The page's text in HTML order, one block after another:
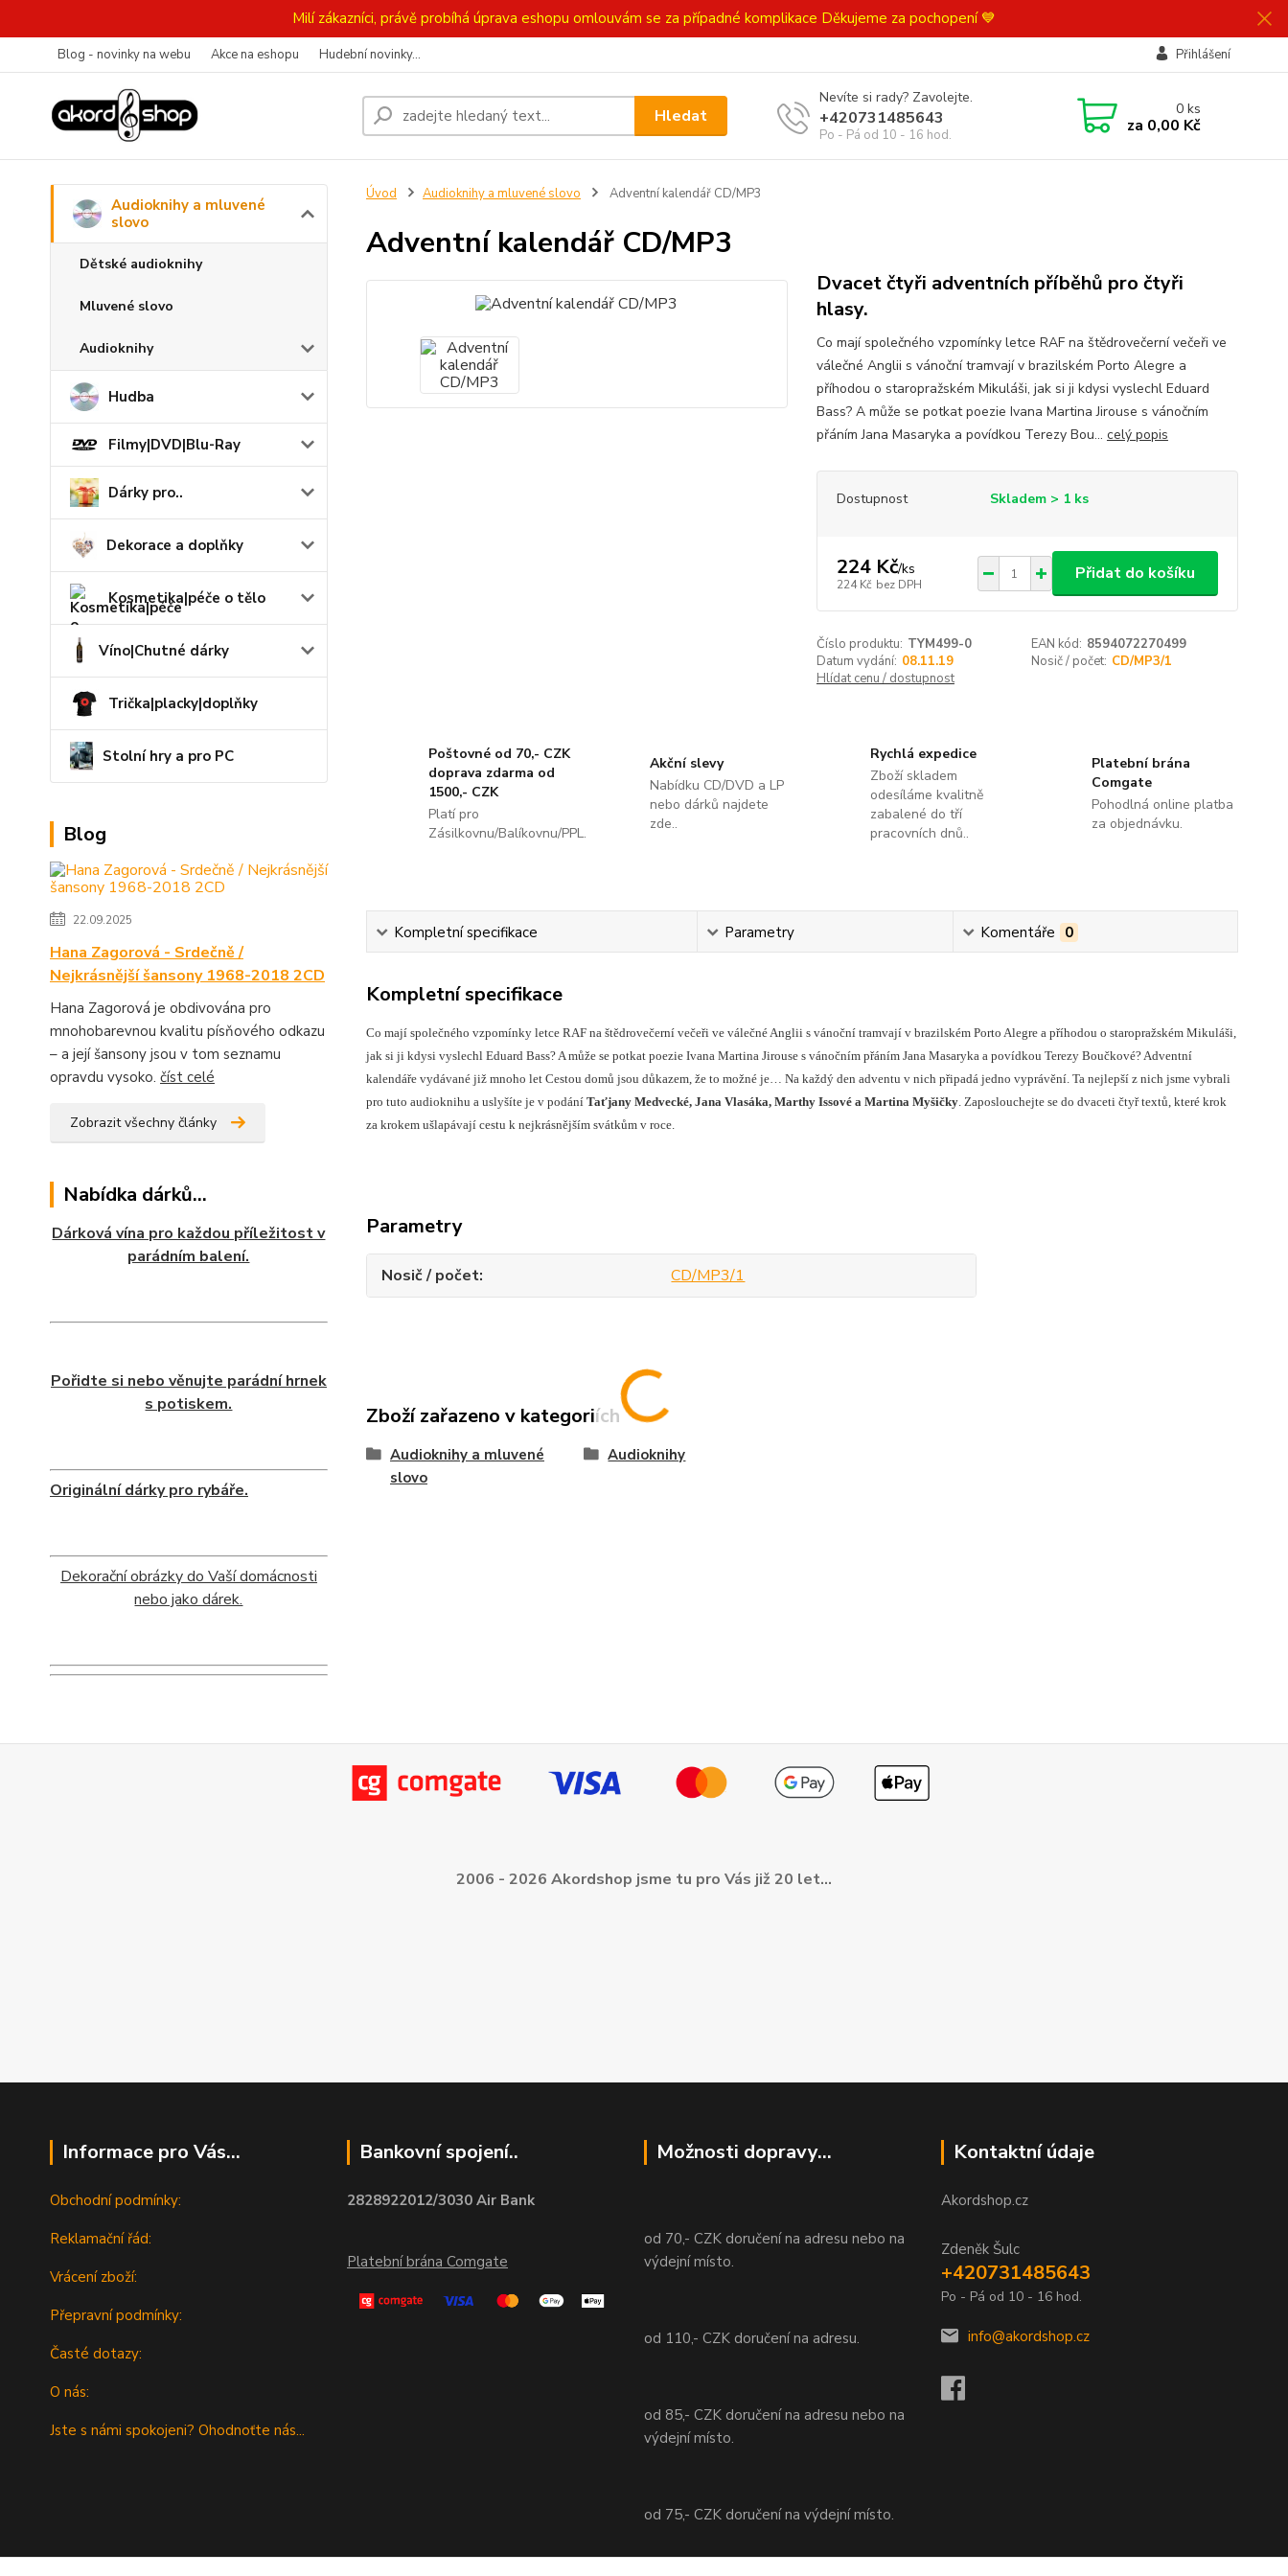
Milí zákazníci, právě probíhá úprava eshopu omlouvám se za případné komplikace Děkujeme za pochopení 💙
Blog - novinky na webu Akce na eshopu Hudební novinky... Přihlášení
Hledat
Nevíte si rady? Zavolejte.
+420731485643
Po - Pá od 10 - 16 hod.
0ks
za 0,00 Kč
Audioknihy a mluvené
slovo
Dětské audioknihy
Mluvené slovo
Audioknihy
Hudba
Filmy|DVD|Blu-Ray
Dárky pro..
Dekorace a doplňky
Kosmetika|péče o tělo
Víno|Chutné dárky
Trička|placky|doplňky
Stolní hry a pro PC
Blog
22.09.2025
Hana Zagorová - Srdečně /
Nejkrásnější šansony 1968-2018 2CD
Hana Zagorová je obdivována pro
mnohobarevnou kvalitu písňového odkazu
– a její šansony jsou v tom seznamu
opravdu vysoko. číst celé
Zobrazit všechny články
Nabídka dárků...
Dárková vína pro každou příležitost v
parádním balení.
Pořidte si nebo věnujte parádní hrnek
s potiskem.
Originální dárky pro rybáře.
Dekorační obrázky do Vaší domácnosti
nebo jako dárek.
Úvod Audioknihy a mluvené slovo Adventní kalendář CD/MP3
Adventní kalendář CD/MP3
Dvacet čtyři adventních příběhů pro čtyři
hlasy.
Co mají společného vzpomínky letce RAF na štědrovečerní večeři ve
válečné Anglii s vánoční tramvají v brazilském Porto Alegre a
příhodou o staropražském Mikuláši, jak si ji kdysi vyslechl Eduard
Bass? A může se potkat poezie Ivana Martina Jirouse s vánočním
přáním Jana Masaryka a povídkou Terezy Bou... celý popis
Dostupnost Skladem > 1 ks
224 Kč/ks
224 Kč bez DPH
Přidat do košíku
Číslo produktu: TYM499-0 EAN kód: 8594072270499
Datum vydání: 08.11.19 Nosič / počet: CD/MP3/1
Hlídat cenu / dostupnost
Poštovné od 70,- CZK
doprava zdarma od
1500,- CZK
Platí pro
Zásilkovnu/Balíkovnu/PPL.
Akční slevy
Nabídku CD/DVD a LP
nebo dárků najdete
zde..
Rychlá expedice
Zboží skladem
odesíláme kvalitně
zabalené do tří
pracovních dnů..
Platební brána
Comgate
Pohodlná online platba
za objednávku.
Kompletní specifikace Parametry Komentáře 0
Kompletní specifikace
Co mají společného vzpomínky letce RAF na štědrovečerní večeři ve válečné Anglii s vánoční tramvají v brazilském Porto Alegre a příhodou o staropražském Mikuláši,
jak si ji kdysi vyslechl Eduard Bass? A může se potkat poezie Ivana Martina Jirouse s vánočním přáním Jana Masaryka a povídkou Terezy Boučkové? Adventní
kalendáře vydávané již mnoho let Cestou domů jsou důkazem, že to možné je… Na každý den adventu v nich připadá jedno vyprávění. Ta nejlepší z nich jsme vybrali
pro tuto audioknihu a uslyšíte je v podání Taťjany Medvecké, Jana Vlasáka, Marthy Issové a Martina Myšičky. Zaposlouchejte se do dvaceti čtyř textů, které krok
za krokem ušlapávají cestu k nejkrásnějším svátkům v roce.
Parametry
Nosič / počet CD/MP3/1
Zboží zařazeno v kategoriích
Audioknihy a mluvené
slovo
Audioknihy
2006 - 2026 Akordshop jsme tu pro Vás již 20 let...
Informace pro Vás...
Obchodní podmínky:
Reklamační řád:
Vrácení zboží:
Přepravní podmínky:
Časté dotazy:
O nás:
Jste s námi spokojeni? Ohodnoťte nás...
Bankovní spojení..
2828922012/3030 Air Bank
Platební brána Comgate
Možnosti dopravy...
od 70,- CZK doručení na adresu nebo na
výdejní místo.
od 110,- CZK doručení na adresu.
od 85,- CZK doručení na adresu nebo na
výdejní místo.
od 75,- CZK doručení na výdejní místo.
Kontaktní údaje
Akordshop.cz
Zdeněk Šulc
+420731485643
Po - Pá od 10 - 16 hod.
info@akordshop.cz